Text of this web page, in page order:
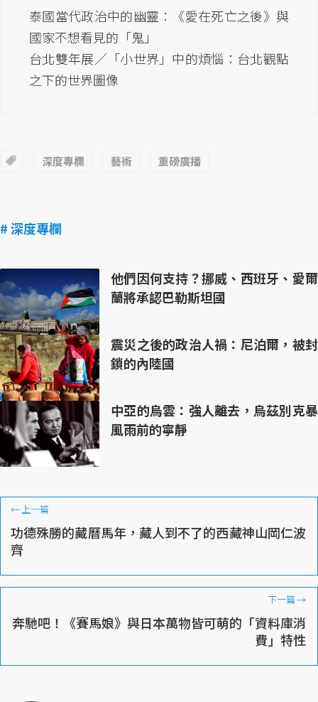
泰國當代政治中的幽靈：《愛在死亡之後》與
國家不想看見的「鬼」
台北雙年展／「小世界」中的煩惱：台北觀點
之下的世界圖像
深度專欄 藝術 重磅廣播
# 深度專欄
他們因何支持？挪威、西班牙、愛爾
蘭將承認巴勒斯坦國
震災之後的政治人禍：尼泊爾，被封
鎖的內陸國
中亞的烏雲：強人離去，烏茲別克暴
風雨前的寧靜
←上一篇
功德殊勝的藏曆馬年，藏人到不了的西藏神山岡仁波
齊
下一篇→
奔馳吧！《賽馬娘》與日本萬物皆可萌的「資料庫消
費」特性